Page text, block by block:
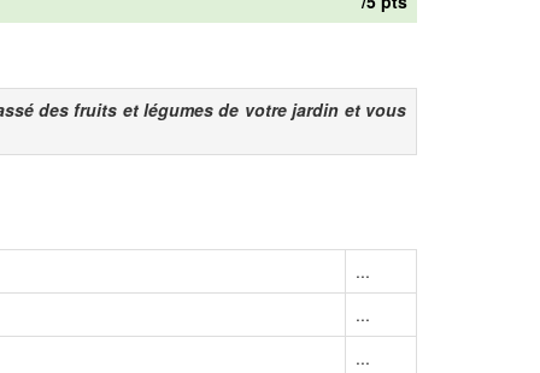
des fruits et légumes de votre jardin et vous
...
...
...